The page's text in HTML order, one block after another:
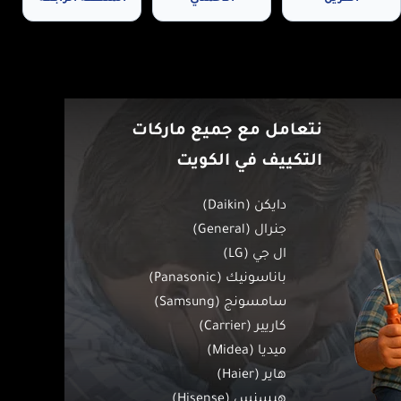
نتعامل مع جميع ماركات
التكييف في الكويت
دايكن (Daikin)
جنرال (General)
ال جي (LG)
باناسونيك (Panasonic)
سامسونج (Samsung)
كاريير (Carrier)
ميديا (Midea)
هاير (Haier)